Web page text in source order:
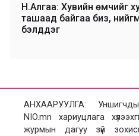
Н.Алгаа: Хувийн өмчийг
ташаад байгаа биз,
бэлддэг
АНХААРУУЛГА:
NIO.mn хариуцлага
журмын дагуу зүй